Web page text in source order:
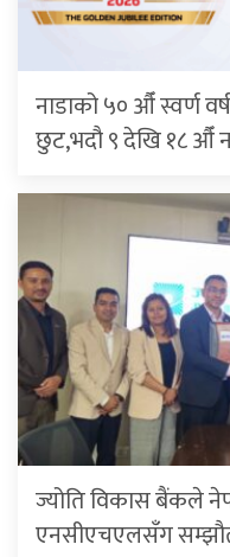
नाडाको ५० औँ स्वर्ण
छुट,भदौ ९ देखि १८ औँ
ज्योति विकास बैंकले
एनसीएचएलसँग